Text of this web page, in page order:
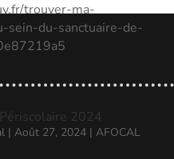
trouver-ma-
sein-du-sanctuaire-de-
2024
| Août 27, 2024 | AFOCAL